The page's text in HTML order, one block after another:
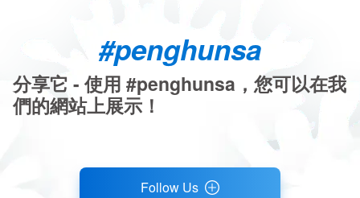
#penghunsa
分享它 - 使用 #penghunsa，您可以在我
們的網站上展示！
Follow Us